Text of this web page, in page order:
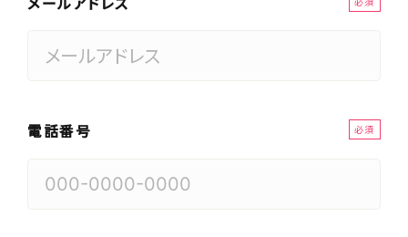
メールアドレス
電話番号 必須